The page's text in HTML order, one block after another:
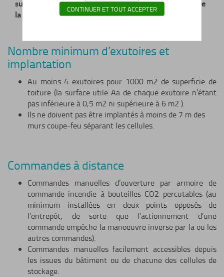
surface utile Aa qui ne doit pas être inférieure à 2% de
la surface de chaque canton (article 7).
Nombre minimum d’exutoires et
implantation
Au moins 4 exutoires pour 1000 m2 de superficie de
toiture (la surface utile Aa de chaque exutoire n’étant
pas inférieure à 0,5 m2 ni supérieure à 6 m2 ).
Ils ne doivent pas être implantés à moins de 7 m des
murs coupe-feu séparant les cellules.
Commandes à distance
Commandes manuelles d’ouverture par armoire de
commande incendie à bouteilles CO2 percutables (au
minimum installées en deux points opposés de
l’entrepôt, de sorte que l’actionnement d’une
commande empêche la manoeuvre inverse par la ou les
autres commandes).
Commandes manuelles facilement accessibles depuis
les issues du bâtiment ou de chacune des cellules de
stockage.
CONTINUER ET TOUT ACCEPTER